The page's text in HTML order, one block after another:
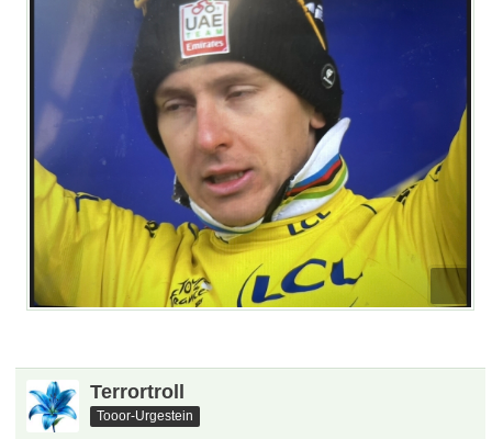
Terrortroll
Tooor-Urgestein